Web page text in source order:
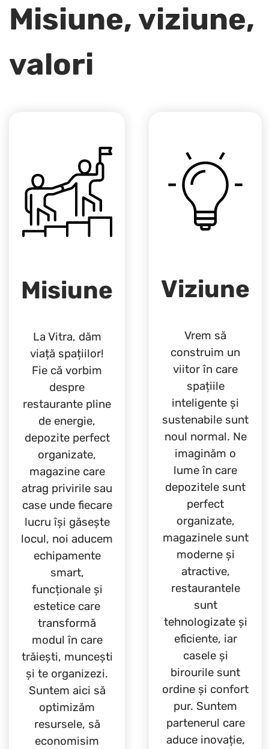
Misiune, viziune,
valori
Misiune
La Vitra, dăm
viață spațiilor!
Fie că vorbim
despre
restaurante pline
de energie,
depozite perfect
organizate,
magazine care
atrag privirile sau
case unde fiecare
lucru își găsește
locul, noi aducem
echipamente
smart,
funcționale și
estetice care
transformă
modul în care
trăiești, muncești
și te organizezi.
Suntem aici să
optimizăm
resursele, să
economisim
Viziune
Vrem să
construim un
viitor în care
spațiile
inteligente și
sustenabile sunt
noul normal. Ne
imaginăm o
lume în care
depozitele sunt
perfect
organizate,
magazinele sunt
moderne și
atractive,
restaurantele
sunt
tehnologizate și
eficiente, iar
casele și
birourile sunt
ordine și confort
pur. Suntem
partenerul care
aduce inovație,